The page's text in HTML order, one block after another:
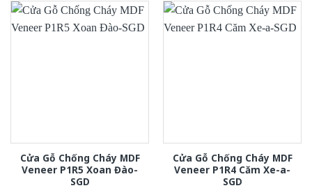
Cửa Gỗ Chống Cháy MDF
Veneer P1R5 Xoan Đào-
SGD
Cửa Gỗ Chống Cháy MDF
Veneer P1R4 Căm Xe-a-
SGD